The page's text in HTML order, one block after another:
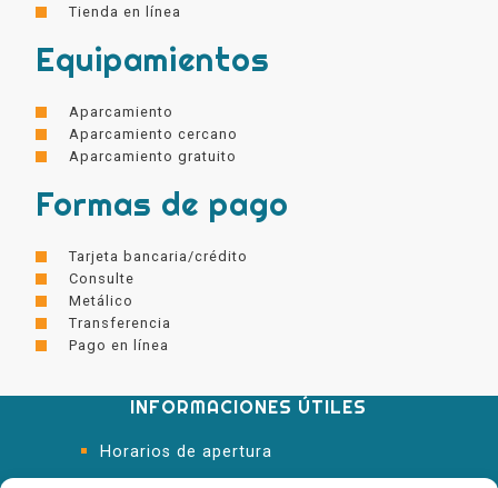
Tienda en línea
Equipamientos
Aparcamiento
Aparcamiento cercano
Aparcamiento gratuito
Formas de pago
Tarjeta bancaria/crédito
Consulte
Metálico
Transferencia
Pago en línea
INFORMACIONES ÚTILES
Horarios de apertura